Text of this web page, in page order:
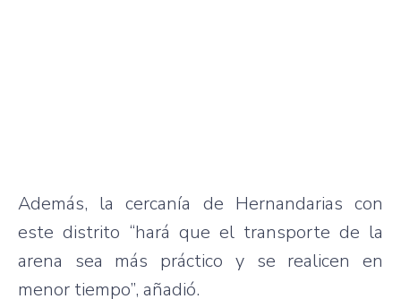
Además, la cercanía de Hernandarias con
este distrito “hará que el transporte de la
arena sea más práctico y se realicen en
menor tiempo”, añadió.